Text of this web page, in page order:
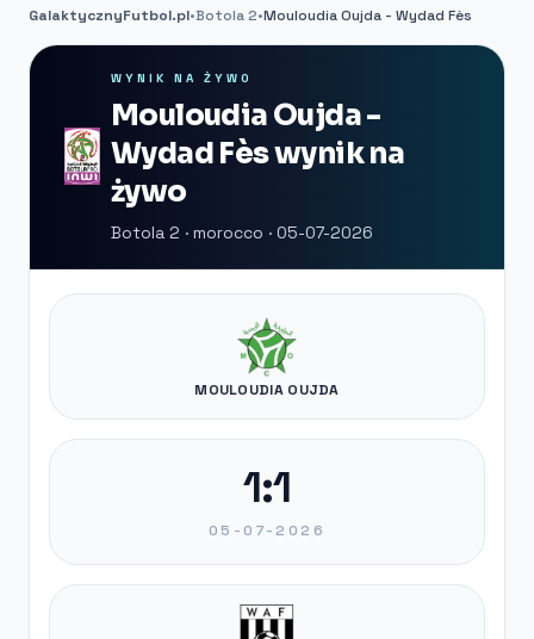
GalaktycznyFutbol.pl•Botola 2•Mouloudia Oujda - Wydad Fès
WYNIK NA ŻYWO
Mouloudia Oujda -
Wydad Fès wynik na
żywo
Botola 2 · morocco · 05-07-2026
MOULOUDIA OUJDA
1:1
05-07-2026